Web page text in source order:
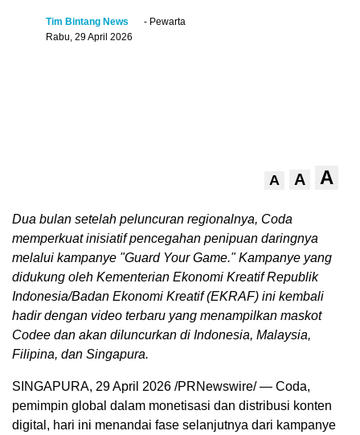
Tim Bintang News
- Pewarta
Rabu, 29 April 2026
A A A
Dua bulan setelah peluncuran regionalnya, Coda
memperkuat inisiatif pencegahan penipuan daringnya
melalui kampanye "Guard Your Game." Kampanye yang
didukung oleh Kementerian Ekonomi Kreatif Republik
Indonesia/Badan Ekonomi Kreatif (EKRAF) ini kembali
hadir dengan video terbaru yang menampilkan maskot
Codee dan akan diluncurkan di Indonesia, Malaysia,
Filipina, dan Singapura.
SINGAPURA, 29 April 2026 /PRNewswire/ — Coda,
pemimpin global dalam monetisasi dan distribusi konten
digital, hari ini menandai fase selanjutnya dari kampanye